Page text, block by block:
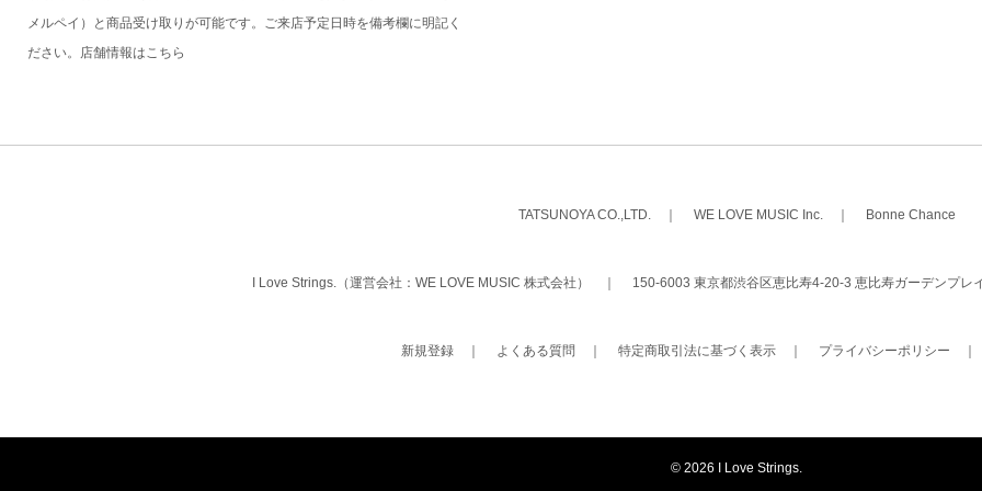
メルペイ）と商品受け取りが可能です。ご来店予定日時を備考欄に明記く
ださい。店舗情報は こちら
TATSUNOYA CO.,LTD. ｜ WE LOVE MUSIC Inc. ｜ Bonne Chance
I Love Strings.（運営会社：WE LOVE MUSIC 株式会社） ｜ 150-6003 東京都渋谷区恵比寿4-20-3 恵比寿ガーデンプレ
新規登録 ｜ よくある質問 ｜ 特定商取引法に基づく表示 ｜ プライバシーポリシー ｜
© 2026 I Love Strings.